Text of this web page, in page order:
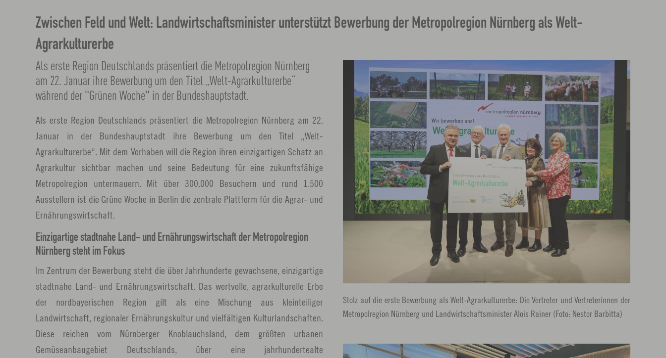
Zwischen Feld und Welt: Landwirtschaftsminister unterstützt Bewerbung der Metropolregion Nürnberg als Welt-
Agrarkulturerbe
Als erste Region Deutschlands präsentiert die Metropolregion Nürnberg
am 22. Januar ihre Bewerbung um den Titel „Welt-Agrarkulturerbe“
während der "Grünen Woche" in der Bundeshauptstadt.
Als erste Region Deutschlands präsentiert die Metropolregion Nürnberg am 22.
Januar in der Bundeshauptstadt ihre Bewerbung um den Titel „Welt-
Agrarkulturerbe“. Mit dem Vorhaben will die Region ihren einzigartigen Schatz an
Agrarkultur sichtbar machen und seine Bedeutung für eine zukunftsfähige
Metropolregion untermauern. Mit über 300.000 Besuchern und rund 1.500
Ausstellern ist die Grüne Woche in Berlin die zentrale Plattform für die Agrar- und
Ernährungswirtschaft.
Einzigartige stadtnahe Land- und Ernährungswirtschaft der Metropolregion
Nürnberg steht im Fokus
Im Zentrum der Bewerbung steht die über Jahrhunderte gewachsene, einzigartige
stadtnahe Land- und Ernährungswirtschaft. Das wertvolle, agrarkulturelle Erbe
der nordbayerischen Region gilt als eine Mischung aus kleinteiliger
Landwirtschaft, regionaler Ernährungskultur und vielfältigen Kulturlandschaften.
Diese reichen vom Nürnberger Knoblauchsland, dem größten urbanen
Gemüseanbaugebiet Deutschlands, über eine jahrhundertealte
Stolz auf die erste Bewerbung als Welt-Agrarkulturerbe: Die Vertreter und Vertreterinnen der
Metropolregion Nürnberg und Landwirtschaftsminister Alois Rainer (Foto: Nestor Barbitta)